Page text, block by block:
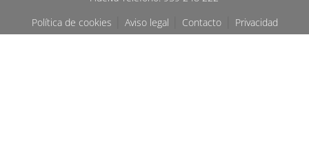
Política de cookies
|Aviso legal Contacto Privacidad